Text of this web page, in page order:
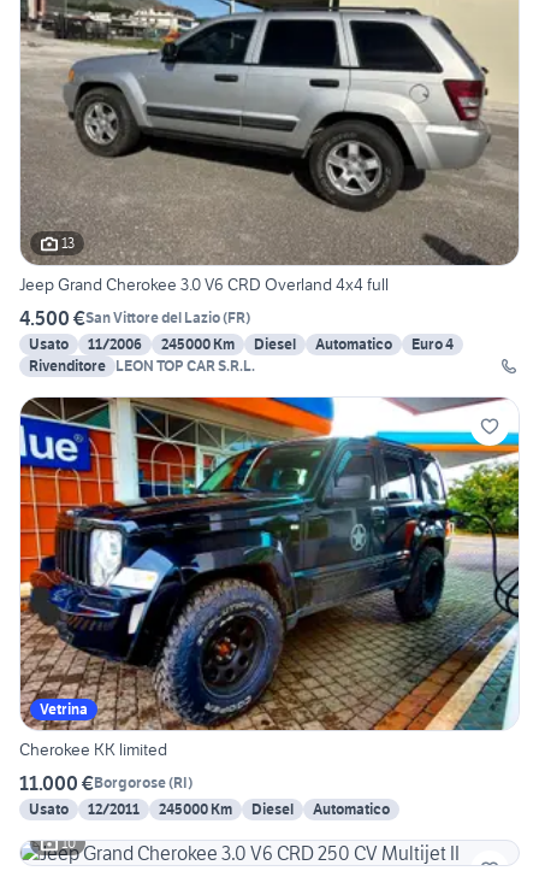
13
Jeep Grand Cherokee 3.0 V6 CRD Overland 4x4 full
4.500 €San Vittore del Lazio(FR)
Usato
11/2006 245000 Km Diesel Automatico
Euro 4
Rivenditore LEON TOP CAR S.R.L.
Vetrina
Cherokee KK limited
11.000 €Borgorose(RI)
Usato
12/2011 245000 Km Diesel
Automatico
10